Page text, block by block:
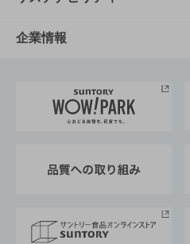
栄養成分一覧
工場見学
地域情報
サントリーホール
サントリーサンバーズ大阪
サステナビリティTOP
サントリーが考えるサス
企業情報
企業概要
採用情報